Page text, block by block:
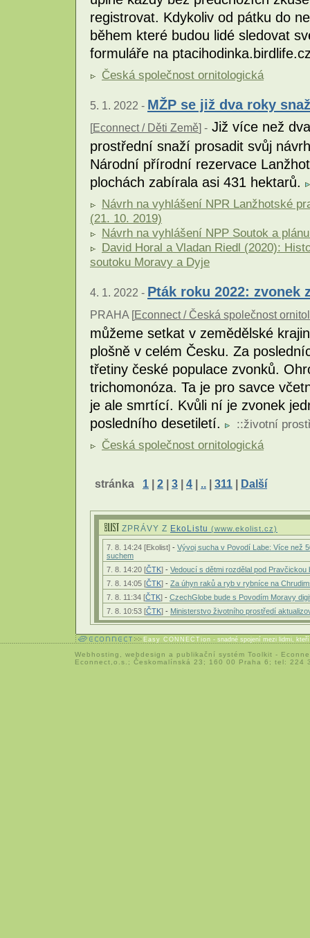
registrovat. Kdykoliv od pátku do
během které budou lidé sledovat
formuláře na
Česká společnost ornitologická
5. 1. 2022 - MŽP se již dva roky
[Econnect / Děti Země] - Již více než
prostřední snaží prosadit svůj
Národní přírodní rezervace
plochách zabírala asi 431 hektarů.
Návrh na vyhlášení NPR Lanžhotské
(21. 10. 2019)
Návrh na vyhlášení NPP Soutok a
David Horal a Vladan Riedl (2020):
soutoku Moravy a Dyje
4. 1. 2022 - Pták roku 2022: zvonek
PRAHA [Econnect / Česká společnost
můžeme setkat v zemědělské
plošně v celém Česku. Za
třetiny české populace zvonků.
trichomonóza. Ta je pro savce
je ale smrtící. Kvůli ní je zvonek
posledního desetiletí.
::životní
Česká společnost ornitologická
stránka 1 | 2 | 3 | 4 | .. | 311 | Další
ZPRÁVY Z EkoListu (www.ekolist.cz)
7. 8. 14:24 [Ekolist] - Vývoj sucha v Povodí Labe: Více než
suchem
7. 8. 14:20 [ČTK] - Vedoucí s dětmi rozdělal pod
7. 8. 14:05 [ČTK] - Za úhyn raků a ryb v rybníce na
7. 8. 11:34 [ČTK] - CzechGlobe bude s Povodím Moravy
7. 8. 10:53 [ČTK] - Ministerstvo životního prostředí
Easy CONNECTion - snadné spojení mezi lidmi,
Webhosting webdesign a publikační systém Toolkit -
Econnect,o.s.; Českomalínská 23; 160 00 Praha 6; tel: 224